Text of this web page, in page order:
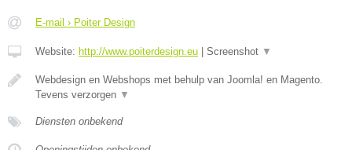
E-mail › Poiter Design
Website: http://www.poiterdesign.eu | Screenshot ▼
Webdesign en Webshops met behulp van Joomla! en Magento.
Tevens verzorgen ▼
Diensten onbekend